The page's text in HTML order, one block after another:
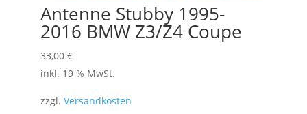
Antenne Stubby 1995-
2016 BMW Z3/Z4 Coupe
33,00 €
inkl. 19 % MwSt.
zzgl. Versandkosten